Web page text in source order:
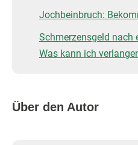
Jochbeinbruch:
Schmerzensgeld
Was kann ich
Über den Autor